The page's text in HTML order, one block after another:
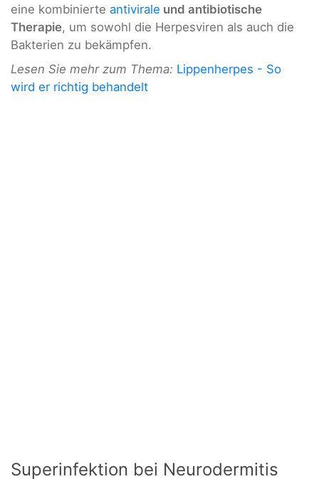
eine kombinierte antivirale und antibiotische
Therapie, um sowohl die Herpesviren als auch die
Bakterien zu bekämpfen.
Lesen Sie mehr zum Thema: Lippenherpes - So
wird er richtig behandelt
Superinfektion bei Neurodermitis